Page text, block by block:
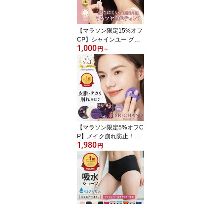
式 耐水・防汚性あり ク
ラシック モンテソーリ
おもちゃ 絵本 英語 孫プ
レゼント
【マラソン限定15%オフ
CP】シャインユー グロ
ウティント ティントリッ
プ リップグロス ティン
トルージュ 濡れツヤ ジ
ューシー 落ちにくい 落
ちない イエベ ブルベ ヴ
ィーガン ピンク ローズ
ブラウン レッド イエロ
ー テラコッタ プチプラ
おすすめ 人気 frunflynn
1,000円 ～
【マラソン限定5%オフC
P】メイク崩れ防止！
【シーチャン公式】トラ
ンスルーセントパウダー
10g 崩れないフェイスパ
ウダー ルースパウダー
テカリ防止 汗 皮脂吸着
メイク直し 化粧直し 仕
上げ 乾燥しない 夏メイ
1,980円